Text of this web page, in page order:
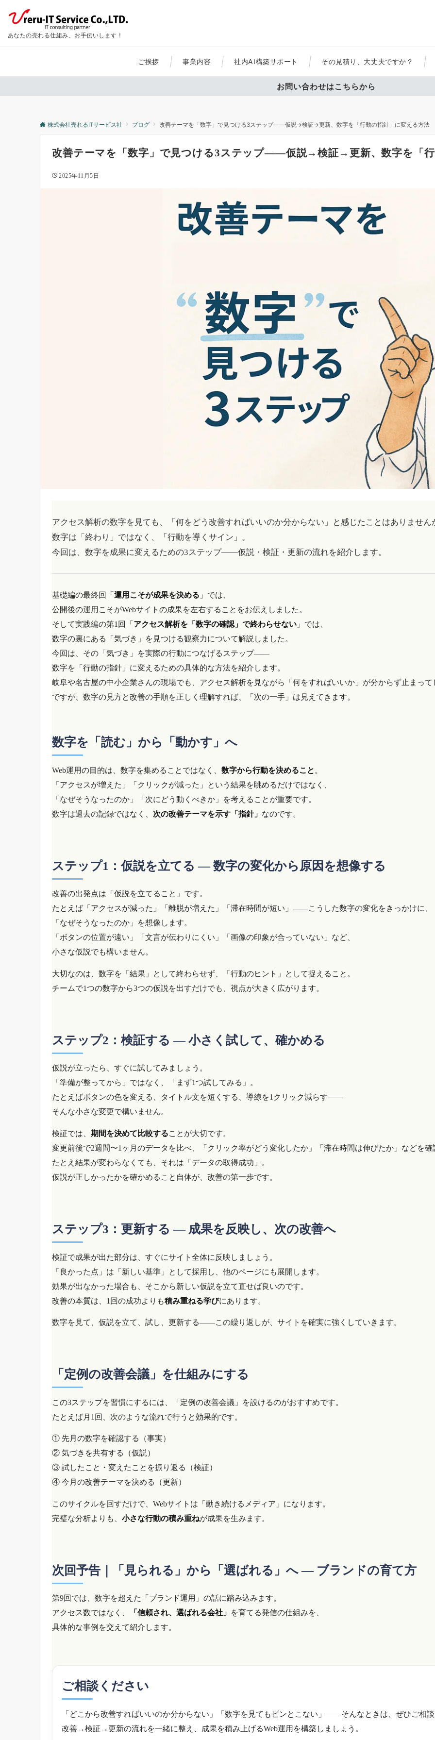
あなたの売れる仕組み、お手伝いします！
ご挨拶 事業内容 社内AI構築サポート その見積り、大丈夫ですか？
お問い合わせはこちらから
株式会社売れるITサービス社 ブログ 改善テーマを「数字」で見つける3ステップ――仮説→検証→更新、数字を「行動の指針」に変える方法
改善テーマを「数字」で見つける3ステップ――仮説→検証→更新、数字を「
2025年11月5日
アクセス解析の数字を見ても、「何をどう改善すればいいのか分からない」と感じたことはありません
数字は「終わり」ではなく、「行動を導くサイン」。
今回は、数字を成果に変えるための3ステップ――仮説・検証・更新の流れを紹介します。
基礎編の最終回「 運用こそが成果を決める 」では、
公開後の運用こそがWebサイトの成果を左右することをお伝えしました。
そして実践編の第1回「 アクセス解析を「数字の確認」で終わらせない 」では、
数字の裏にある「気づき」を見つける観察力について解説しました。
今回は、その「気づき」を実際の行動につなげるステップ――
数字を「行動の指針」に変えるための具体的な方法を紹介します。
岐阜や名古屋の中小企業さんの現場でも、アクセス解析を見ながら「何をすればいいか」が分からず止まっ
ですが、数字の見方と改善の手順を正しく理解すれば、「次の一手」は見えてきます。
数字を「読む」から「動かす」へ
Web運用の目的は、数字を集めることではなく、 数字から行動を決めること 。
「アクセスが増えた」「クリックが減った」という結果を眺めるだけではなく、
「なぜそうなったのか」「次にどう動くべきか」を考えることが重要です。
数字は過去の記録ではなく、 次の改善テーマを示す「指針」 なのです。
ステップ1：仮説を立てる ― 数字の変化から原因を想像する
改善の出発点は「仮説を立てること」です。
たとえば「アクセスが減った」「離脱が増えた」「滞在時間が短い」――こうした数字の変化をきっかけに、
「なぜそうなったのか」を想像します。
「ボタンの位置が遠い」「文言が伝わりにくい」「画像の印象が合っていない」など、
小さな仮説でも構いません。
大切なのは、数字を「結果」として終わらせず、「行動のヒント」として捉えること。
チームで1つの数字から3つの仮説を出すだけでも、視点が大きく広がります。
ステップ2：検証する ― 小さく試して、確かめる
仮説が立ったら、すぐに試してみましょう。
「準備が整ってから」ではなく、「まず1つ試してみる」。
たとえばボタンの色を変える、タイトル文を短くする、導線を1クリック減らす――
そんな小さな変更で構いません。
検証では、 期間を決めて比較することが大切です。
変更前後で2週間〜1ヶ月のデータを比べ、「クリック率がどう変化したか」「滞在時間は伸びたか」などを確
たとえ結果が変わらなくても、それは「データの取得成功」。
仮説が正しかったかを確かめること自体が、改善の第一歩です。
ステップ3：更新する ― 成果を反映し、次の改善へ
検証で成果が出た部分は、すぐにサイト全体に反映しましょう。
「良かった点」は「新しい基準」として採用し、他のページにも展開します。
効果が出なかった場合も、そこから新しい仮説を立て直せば良いのです。
改善の本質は、1回の成功よりも積み重ねる学びにあります。
数字を見て、仮説を立て、試し、更新する――この繰り返しが、サイトを確実に強くしていきます。
「定例の改善会議」を仕組みにする
この3ステップを習慣にするには、「定例の改善会議」を設けるのがおすすめです。
たとえば月1回、次のような流れで行うと効果的です。
① 先月の数字を確認する（事実）
② 気づきを共有する（仮説）
③ 試したこと・変えたことを振り返る（検証）
④ 今月の改善テーマを決める（更新）
このサイクルを回すだけで、Webサイトは「動き続けるメディア」になります。
完璧な分析よりも、 小さな行動の積み重ねが成果を生みます。
次回予告｜「見られる」から「選ばれる」へ ― ブランドの育て方
第9回では、数字を超えた「ブランド運用」の話に踏み込みます。
アクセス数ではなく、
「信頼され、選ばれる会社」 を育てる発信の仕組みを、
具体的な事例を交えて紹介します。
ご相談ください
「どこから改善すればいいのか分からない」「数字を見てもピンとこない」――そんなときは、ぜひご相
改善→検証→更新の流れを一緒に整え、成果を積み上げるWeb運用を構築しましょう。